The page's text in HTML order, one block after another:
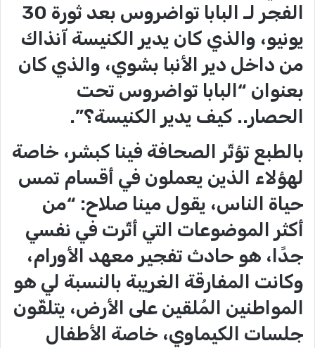
الفجر لـ البابا تواضروس بعد ثورة 30
يونيو، والذي كان يدير الكنيسة آنذاك
من داخل دير الأنبا بشوي، والذي كان
بعنوان “البابا تواضروس تحت
الحصار.. كيف يدير الكنيسة؟”.
بالطبع تؤثّر الصحافة فينا كبشر، خاصة
لهؤلاء الذين يعملون في أقسام تمس
حياة الناس، يقول مينا صلاح: “من
أكثر الموضوعات التي أثّرت في نفسي
جدًا، هو حادث تفجير معهد الأورام،
وكانت المفارقة الغريبة بالنسبة لي هو
المواطنين المُلقين على الأرض، يتلقّون
جلسات الكيماوي، خاصة الأطفال